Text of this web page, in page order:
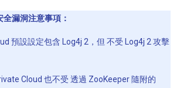
漏洞注意事項：
預設設定包含 Log4j 2，但 不受 Log4j 2 攻擊
Cloud 也不受 透過 ZooKeeper 隨附的